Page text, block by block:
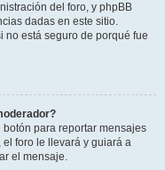
del foro, y phpBB
dadas en este sitio.
no está seguro de porqué fue
para reportar mensajes
foro le llevará y guiará a
el mensaje.